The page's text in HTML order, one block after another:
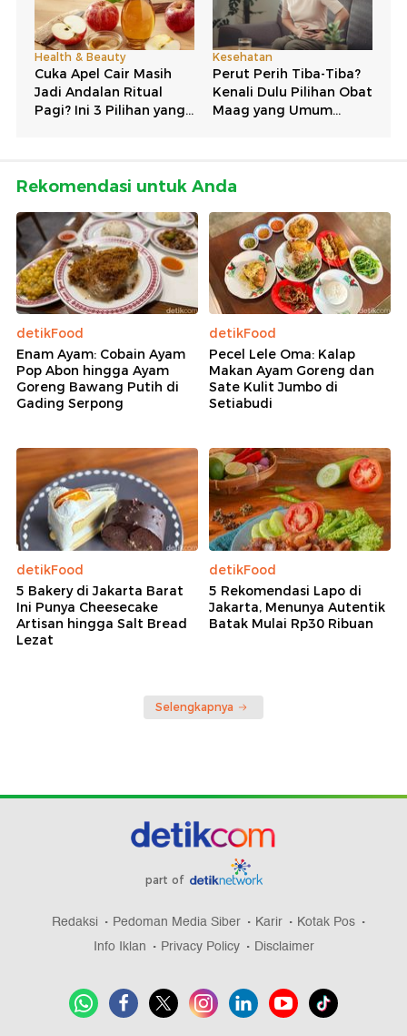
Rekomendasi untuk Anda
detikFood
Enam Ayam: Cobain Ayam
Pop Abon hingga Ayam
Goreng Bawang Putih di
Gading Serpong
detikFood
Pecel Lele Oma: Kalap
Makan Ayam Goreng dan
Sate Kulit Jumbo di
Setiabudi
detikFood
5 Bakery di Jakarta Barat
Ini Punya Cheesecake
Artisan hingga Salt Bread
Lezat
detikFood
5 Rekomendasi Lapo di
Jakarta, Menunya Autentik
Batak Mulai Rp30 Ribuan
Selengkapnya
part of
Redaksi Pedoman Media Siber Karir
Kotak Pos
Info Iklan
Privacy Policy Disclaimer